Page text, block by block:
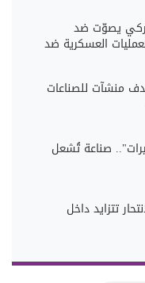
يصوّت ضد
العسكرية ضد
منشآت للصناعات
صناعة تُشعل
تتزايد داخل